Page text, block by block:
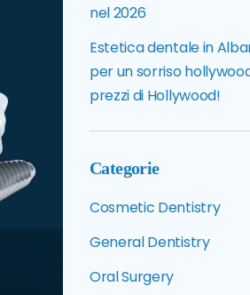
nel 2026
Estetica dentale in
per un sorriso
prezzi di Hollywood!
Categorie
Cosmetic Dentistry
General Dentistry
Oral Surgery